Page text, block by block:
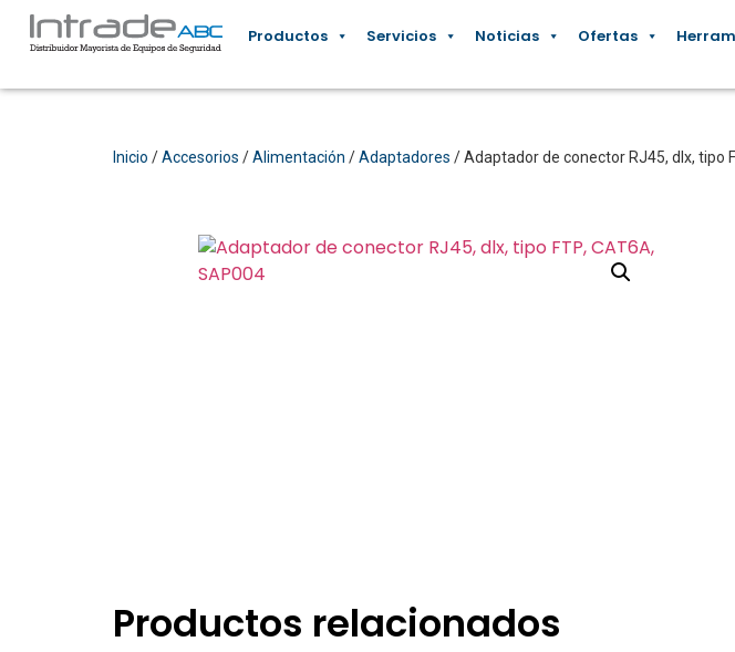
Productos Servicios Noticias Ofertas
Inicio /Accesorios /Alimentación /Adaptadores / Adaptador de conector RJ45, dlx, tipo
Productos relacionados